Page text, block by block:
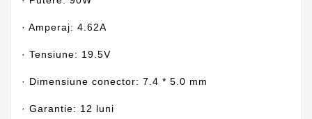
· Amperaj: 4.62A
· Tensiune: 19.5V
· Dimensiune conector: 7.4 * 5.0 mm
· Garantie: 12 luni